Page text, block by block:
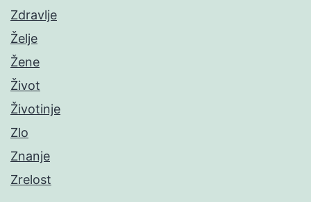
Zdravlje
Želje
Žene
Život
Životinje
Zlo
Znanje
Zrelost